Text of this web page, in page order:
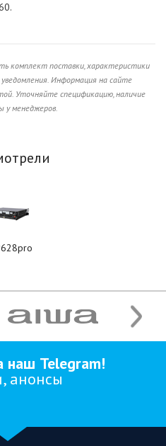
комплект поставки, характеристики
Информация на сайте
Уточняйте спецификацию, наличие
у менеджеров.
наш Telegram!
анонсы